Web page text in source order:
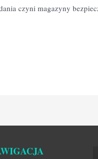
czyni magazyny